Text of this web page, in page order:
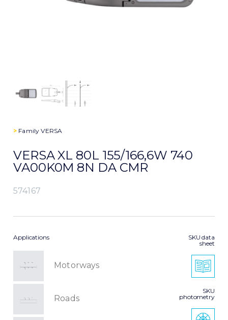
> FamilyVERSA
VERSA XL 80L 155/166,6W 740
VA00K0M 8N DA CMR
574167
Applications
Motorways
Roads
SKU data
sheet
SKU
photometry